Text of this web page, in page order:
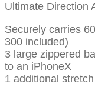
Ultimate Direction
Securely carries
300 included)
3 large zippered
to an iPhoneX
1 additional